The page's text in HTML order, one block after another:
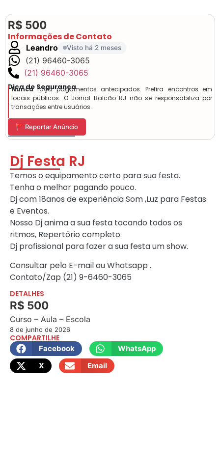
R$ 500
Informações de Contato
Leandro Visto há 2 meses
(21) 96460-3065
(21) 96460-3065
Dica de Segurança
Nuncafaça pagamentos antecipados. Prefira encontros em
locais públicos. O Jornal Balcão RJ não se responsabiliza por
transações entre usuários.
🚩 Reportar Anúncio
Dj Festa RJ
Temos o equipamento certo para sua festa.
Tenha o melhor pagando pouco.
Dj com 18anos de experiência Som ,Luz para Festas
e Eventos.
Nosso Dj anima a sua festa tocando todos os
ritmos, Repertório completo.
Dj profissional para fazer a sua festa um show.
Consultar pelo E-mail ou Whatsapp .
Contato/Zap (21) 9-6460-3065
DETALHES
R$ 500
Curso – Aula – Escola
8 de junho de 2026
COMPARTILHE
Facebook
WhatsApp
X
Email